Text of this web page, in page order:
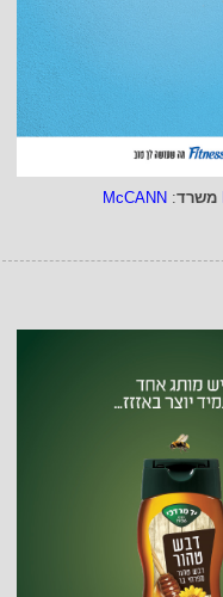
משרד:
McCANN